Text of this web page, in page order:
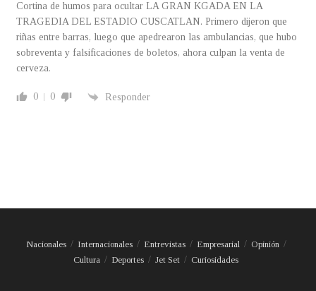
Cortina de humos para ocultar LA GRAN KGADA EN LA
TRAGEDIA DEL ESTADIO CUSCATLAN. Primero dijeron que
riñas entre barras, luego que apedrearon las ambulancias, que hubo
sobreventa y falsificaciones de boletos, ahora culpan la venta de
cerveza.
0 0 Responder
Nacionales Internacionales Entrevistas Empresarial
Opinión
Cultura
Deportes Jet Set Curiosidades